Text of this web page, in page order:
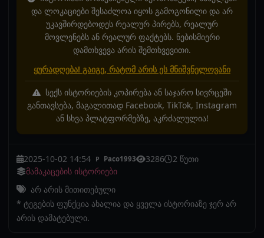
და ლოკაციები შესაძლოა იყოს გამოგონილი და არ
უკავშირდებოდეს რეალურ პირებს, რეალურ
მოვლენებს ან რეალურ ფაქტებს. ნებისმიერი
დამთხვევა არის შემთხვევითი.
ყურადღება! გაიგე, რატომ არის ეს მნიშვნელოვანი
სექს ისტორიების კოპირება ან საჯარო სივრცეში
განთავსება, მაგალითად Facebook, TikTok, Instagram
ან სხვა პლატფორმებზე, აკრძალულია!
2025-10-02 14:54 P Paco1993 3286
2 წუთი
მამაკაცების ისტორიები
არ არის მითითებული
* ტეგების ფუნქცია ახალია და ყველა ისტორიაზე ჯერ არ
არის დამატებული.